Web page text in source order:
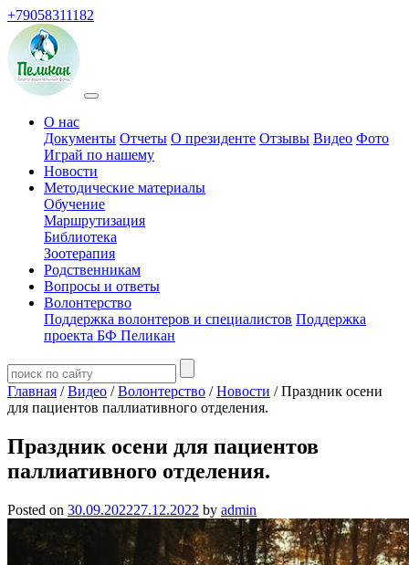
+79058311182
О нас
Документы Отчеты О президенте Отзывы Видео Фото
Играй по нашему
Новости
Методические материалы
Обучение
Маршрутизация
Библиотека
Зоотерапия
Родственникам
Вопросы и ответы
Волонтерство
Поддержка волонтеров и специалистов Поддержка
проекта БФ Пеликан
Главная /Видео /Волонтерство /Новости / Праздник осени
для пациентов паллиативного отделения.
Праздник осени для пациентов
паллиативного отделения.
Posted on 30.09.202227.12.2022 by admin